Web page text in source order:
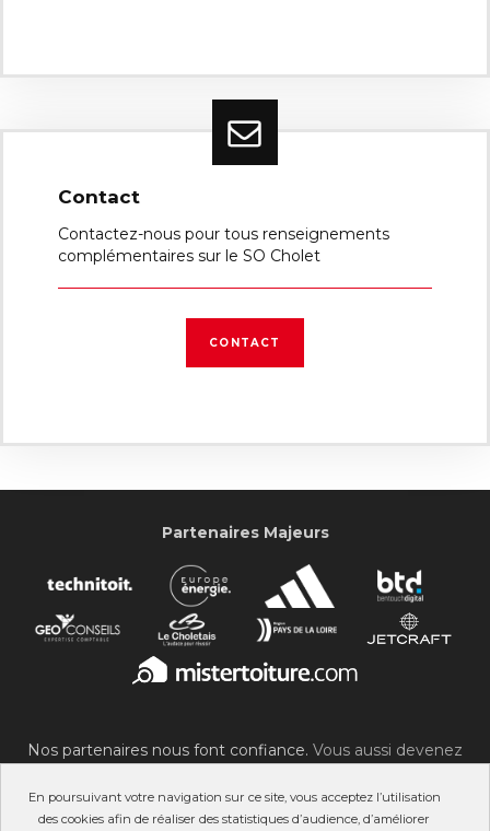
En poursuivant votre navigation sur ce site, vous acceptez l’utilisation
des cookies afin de réaliser des statistiques d’audience, d’améliorer
Contact
Contactez-nous pour tous renseignements
complémentaires sur le SO Cholet
CONTACT
Partenaires Majeurs
Nos partenaires nous font confiance. Vous aussi devenez